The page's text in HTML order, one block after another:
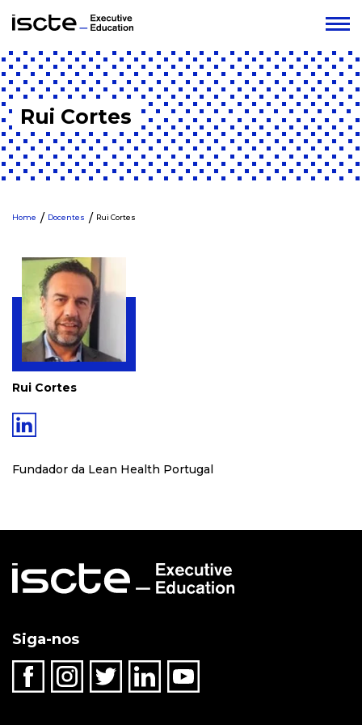
Rui Cortes
Home Docentes Rui Cortes
Rui Cortes
Fundador da Lean Health Portugal
Siga-nos